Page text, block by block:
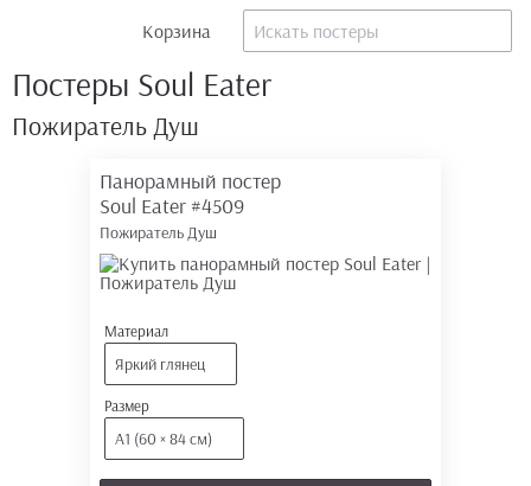
Корзина
Постеры Soul Eater
Пожиратель Душ
Панорамный постер
Soul Eater #4509
Пожиратель Душ
Материал
Яркий глянец
Размер
А1 (60 × 84 см)